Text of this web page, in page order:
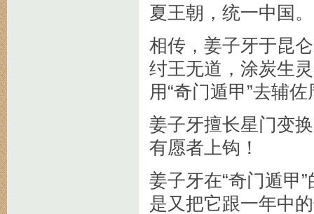
夏王朝，统一中国。
相传，姜子牙于昆
纣王无道，涂炭生
用“奇门遁甲”去辅
姜子牙擅长星门变
有愿者上钩！
姜子牙在“奇门遁甲
是又把它跟一年中